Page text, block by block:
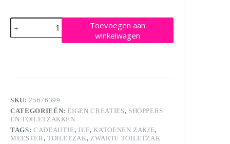
Katoenen
zakje
zwart
Toevoegen aan
winkelwagen
SKU:25676399
CATEGORIEËN:EIGEN CREATIES, SHOPPERS
EN TOILETZAKKEN
TAGS: CADEAUTJE,JUF,KATOENEN ZAKJE,
MEESTER, TOILETZAK,ZWARTE TOILETZAK